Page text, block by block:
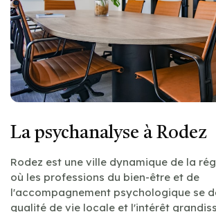
La psychanalyse à Rodez
Rodez est une ville dynamique de la
où les professions du bien-être et de
l'accompagnement psychologique se
qualité de vie locale et l'intérêt